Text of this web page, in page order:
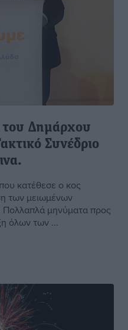
του Δημάρχου
Συνέδριο
κατέθεσε ο κος
των μειωμένων
μηνύματα προς
όλων των ...